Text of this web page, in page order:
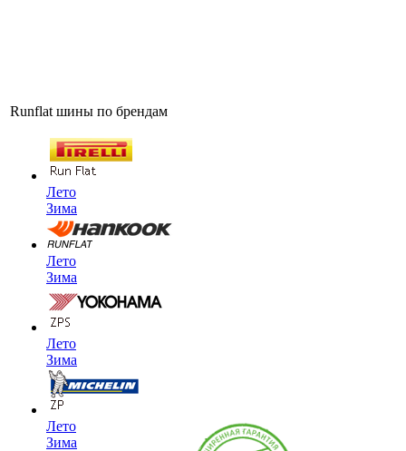
Runflat шины по брендам
Лето
Зима
Лето
Зима
Лето
Зима
Лето
Зима